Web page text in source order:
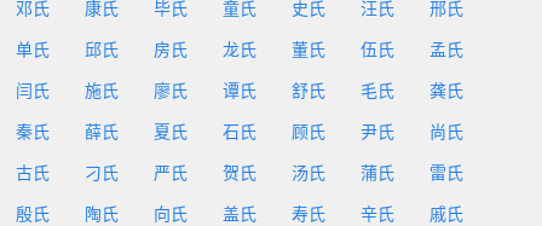
邓氏 康氏 毕氏 童氏 史氏 汪氏 邢氏
单氏 邱氏 房氏 龙氏 董氏 伍氏 孟氏
闫氏 施氏 廖氏 谭氏 舒氏 毛氏 龚氏
秦氏 薛氏 夏氏 石氏 顾氏 尹氏 尚氏
古氏 刁氏 严氏 贺氏 汤氏 蒲氏 雷氏
殷氏 陶氏 向氏 盖氏 寿氏 辛氏 戚氏